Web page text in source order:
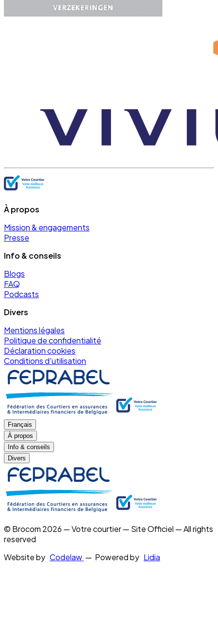
À propos
Mission & engagements
Presse
Info & conseils
Blogs
FAQ
Podcasts
Divers
Mentions légales
Politique de confidentialité
Déclaration cookies
Conditions d'utilisation
Français
À propos
Info & conseils
Divers
© Brocom 2026 — Votre courtier — Site Officiel — All rights
reserved
Website by Codelaw — Powered by Lidia